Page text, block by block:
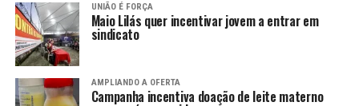
UNIÃO É FORÇA
Maio Lilás quer incentivar jovem a entrar em
sindicato
AMPLIANDO A OFERTA
Campanha incentiva doação de leite materno